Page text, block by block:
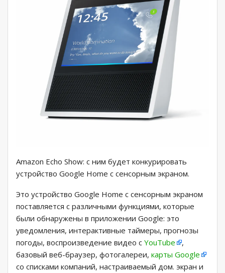
Amazon Echo Show: с ним будет конкурировать
устройство Google Home с сенсорным экраном.
Это устройство Google Home с сенсорным экраном
поставляется с различными функциями, которые
были обнаружены в приложении Google: это
уведомления, интерактивные таймеры, прогнозы
погоды, воспроизведение видео с YouTube
,
базовый веб-браузер, фотогалереи, карты Google
со списками компаний, настраиваемый дом. экран и